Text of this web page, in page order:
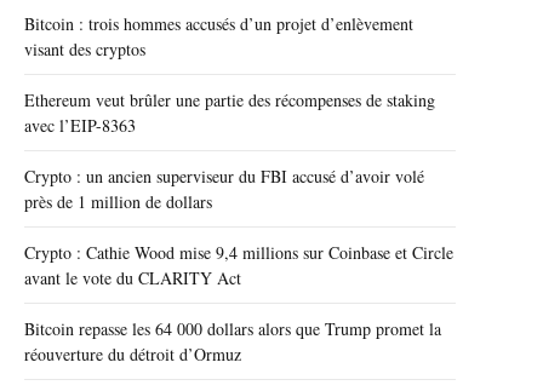
Bitcoin : trois hommes accusés d’un projet d’enlèvement
visant des cryptos
Ethereum veut brûler une partie des récompenses de staking
avec l’EIP-8363
Crypto : un ancien superviseur du FBI accusé d’avoir volé
près de 1 million de dollars
Crypto : Cathie Wood mise 9,4 millions sur Coinbase et Circle
avant le vote du CLARITY Act
Bitcoin repasse les 64 000 dollars alors que Trump promet la
réouverture du détroit d’Ormuz